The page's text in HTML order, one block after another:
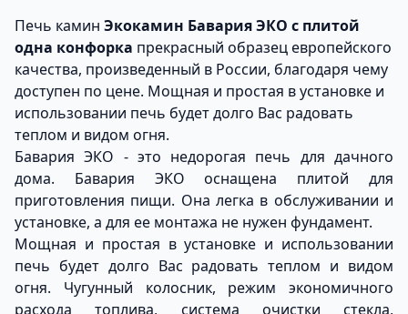
Печь камин Экокамин Бавария ЭКО с плитой
одна конфорка прекрасный образец европейского
качества, произведенный в России, благодаря чему
доступен по цене. Мощная и простая в установке и
использовании печь будет долго Вас радовать
теплом и видом огня.
Бавария ЭКО - это недорогая печь для дачного
дома. Бавария ЭКО оснащена плитой для
приготовления пищи. Она легка в обслуживании и
установке, а для ее монтажа не нужен фундамент.
Мощная и простая в установке и использовании
печь будет долго Вас радовать теплом и видом
огня. Чугунный колосник, режим экономичного
расхода топлива, система очистки стекла,